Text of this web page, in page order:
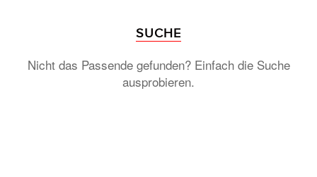
SUCHE
Nicht das Passende gefunden? Einfach die Suche
ausprobieren.